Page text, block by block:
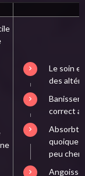
Le soin
des
correct
quoique
peu cher